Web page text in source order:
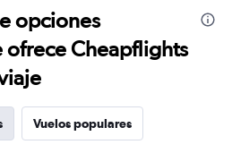
opciones
Cheapflights
Vuelos populares